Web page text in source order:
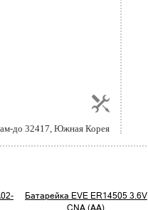
до 32417, Южная Корея
Батарейка EVE ER14505 3.6V
CNA (AA)